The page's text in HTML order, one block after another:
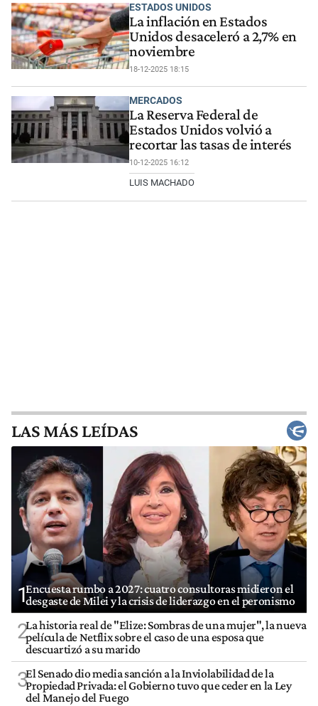
ESTADOS UNIDOS
La inflación en Estados
Unidos desaceleró a 2,7% en
noviembre
18-12-2025 18:15
MERCADOS
La Reserva Federal de
Estados Unidos volvió a
recortar las tasas de interés
10-12-2025 16:12
LUIS MACHADO
LAS MÁS LEÍDAS
1Encuesta rumbo a 2027: cuatro consultoras midieron el
desgaste de Milei y la crisis de liderazgo en el peronismo
2La historia real de "Elize: Sombras de una mujer", la nueva
película de Netflix sobre el caso de una esposa que
descuartizó a su marido
3El Senado dio media sanción a la Inviolabilidad de la
Propiedad Privada: el Gobierno tuvo que ceder en la Ley
del Manejo del Fuego